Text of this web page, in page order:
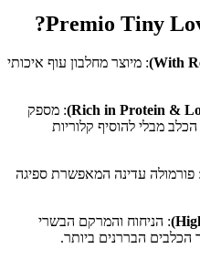
: מיוצר מחלבון עוף איכותי
: מספק
הכלב מבלי להוסיף קלוריות
: פורמולה עדינה המאפשרת ספיגה
: הניחוח והמרקם הבשרי
הכלבים הבררנים ביותר.